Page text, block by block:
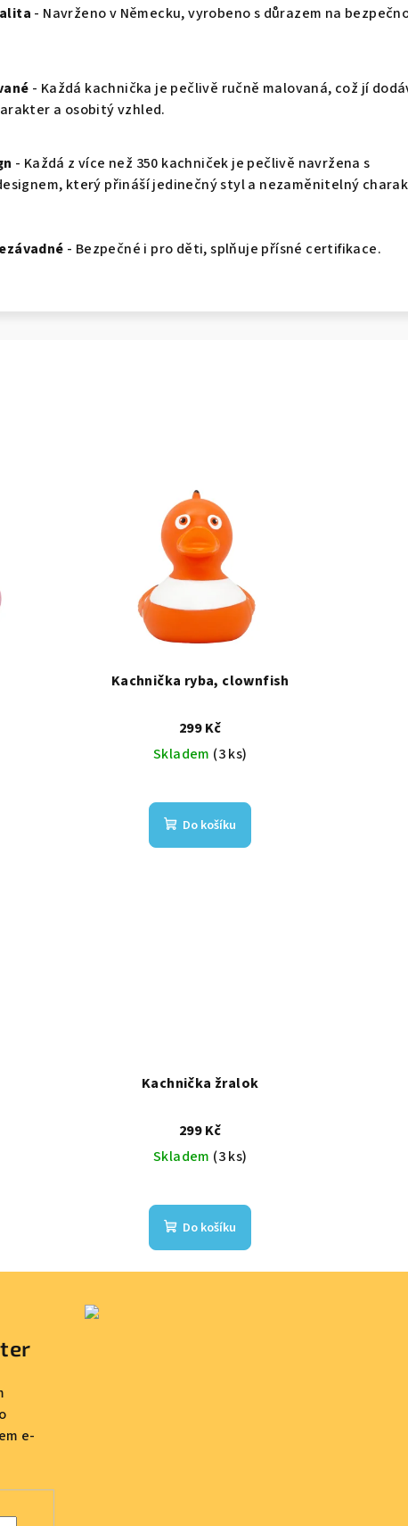
- Navrženo v Německu, vyrobeno s důrazem na
- Každá kachnička je pečlivě ručně malovaná, což jí
a osobitý vzhled.
- Každá z více než 350 kachniček je pečlivě navržena s
který přináší jedinečný styl a nezaměnitelný
- Bezpečné i pro děti, splňuje přísné certifikace.
Kachnička ryba, clownfish
299 Kč
Skladem (3 ks)
Do košíku
Kachnička žralok
299 Kč
Skladem (3 ks)
Do košíku
e-